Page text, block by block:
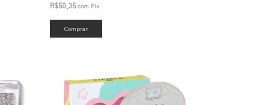
R$50,35com Pix